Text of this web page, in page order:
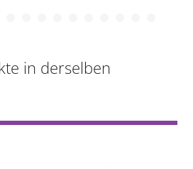
in derselben